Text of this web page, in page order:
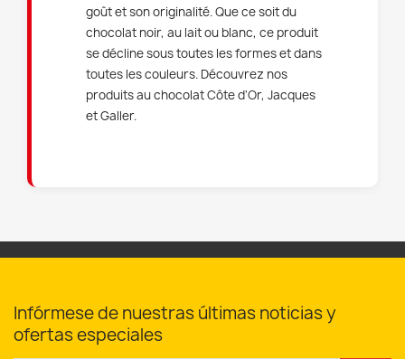
goût et son originalité. Que ce soit du
chocolat noir, au lait ou blanc, ce produit
se décline sous toutes les formes et dans
toutes les couleurs. Découvrez nos
produits au chocolat Côte d'Or, Jacques
et Galler.
Infórmese de nuestras últimas noticias y
ofertas especiales